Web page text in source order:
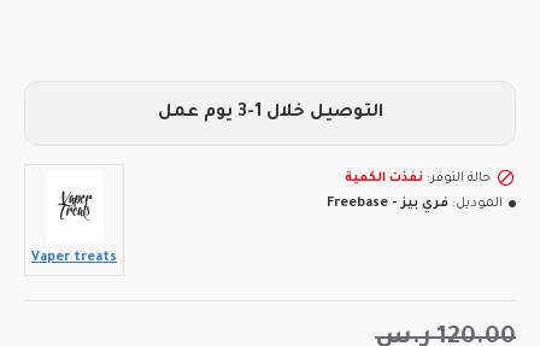
120.00 ر.س
حالة التوفر: نفذت الكمية
الموديل: فري بيز - Freebase
Vaper treats
التوصيل خلال 1-3 يوم عمل